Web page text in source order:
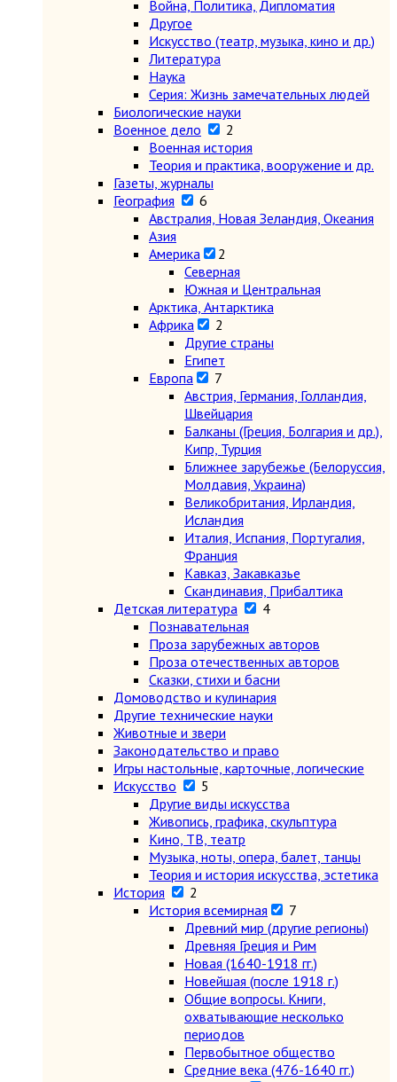
Война, Политика, Дипломатия
Другое
Искусство (театр, музыка, кино и др.)
Литература
Наука
Серия: Жизнь замечательных людей
Биологические науки
Военное дело
2
Военная история
Теория и практика, вооружение и др.
Газеты, журналы
География
6
Австралия, Новая Зеландия, Океания
Азия
Америка
2
Северная
Южная и Центральная
Арктика, Антарктика
Африка
2
Другие страны
Египет
Европа
7
Австрия, Германия, Голландия,
Швейцария
Балканы (Греция, Болгария и др.),
Кипр, Турция
Ближнее зарубежье (Белоруссия,
Молдавия, Украина)
Великобритания, Ирландия,
Исландия
Италия, Испания, Португалия,
Франция
Кавказ, Закавказье
Скандинавия, Прибалтика
Детская литература
4
Познавательная
Проза зарубежных авторов
Проза отечественных авторов
Сказки, стихи и басни
Домоводство и кулинария
Другие технические науки
Животные и звери
Законодательство и право
Игры настольные, карточные, логические
Искусство
5
Другие виды искусства
Живопись, графика, скульптура
Кино, ТВ, театр
Музыка, ноты, опера, балет, танцы
Теория и история искусства, эстетика
История
2
История всемирная
7
Древний мир (другие регионы)
Древняя Греция и Рим
Новая (1640-1918 гг.)
Новейшая (после 1918 г.)
Общие вопросы. Книги,
охватывающие несколько
периодов
Первобытное общество
Средние века (476-1640 гг.)